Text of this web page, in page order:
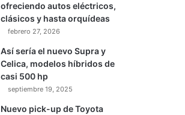
ofreciendo autos eléctricos,
clásicos y hasta orquídeas
febrero 27, 2026
Así sería el nuevo Supra y
Celica, modelos híbridos de
casi 500 hp
septiembre 19, 2025
Nuevo pick-up de Toyota